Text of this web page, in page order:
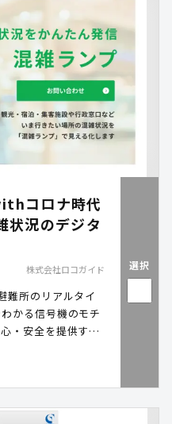
コロナ時代
状況のデジタ
株式会社ロコガイド
難所のリアルタイ
かる信号機のモチ
・安全を提供する
選択